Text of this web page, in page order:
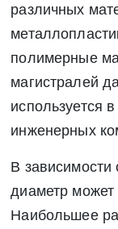
различных
полимерные
магистралей
используется
инженерных
В зависимости
диаметр
Наибольшее